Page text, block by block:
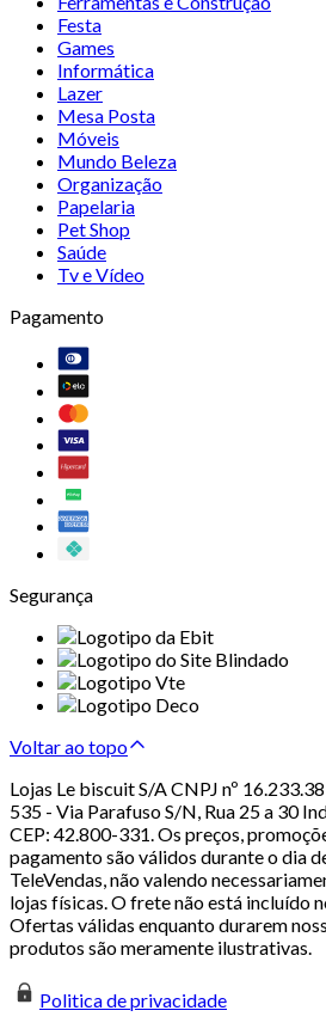
Festa
Games
Informática
Lazer
Mesa Posta
Móveis
Mundo Beleza
Organização
Papelaria
Pet Shop
Saúde
Tv e Vídeo
Pagamento
Segurança
Voltar ao topo
Lojas Le biscuit S/A CNPJ nº
535 - Via Parafuso S/N, Rua 25 a 30
CEP: 42.800-331. Os preços,
pagamento são válidos durante o dia
TeleVendas, não valendo
lojas físicas. O frete não está incluído
Ofertas válidas enquanto durarem
produtos são meramente ilustrativas.
Politica de privacidade